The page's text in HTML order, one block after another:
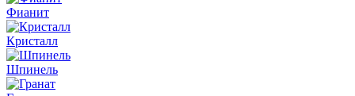
Фианит
Кристалл
Шпинель